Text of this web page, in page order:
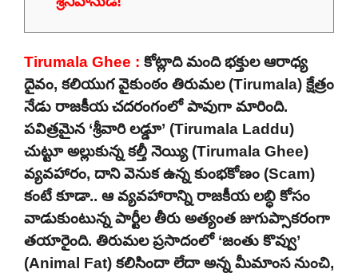
Tirumala Ghee : కోట్లాది మంది భక్తుల ఆరాధ్య
దైవం, కలియుగ వైకుంఠం తిరుమల (Tirumala) క్షేత్రం
నేడు రాజకీయ చదరంగంలో పావుగా మారింది.
పవిత్రమైన ‘శ్రీవారి లడ్డూ’ (Tirumala Laddu)
చుట్టూ అల్లుకున్న కల్తీ నెయ్యి (Tirumala Ghee)
వ్యవహారం, దాని వెనుక ఉన్న కుంభకోణం (Scam)
కంటే కూడా.. ఆ వ్యవహారాన్ని రాజకీయ లబ్ధి కోసం
వాడుకుంటున్న పార్టీల తీరు అత్యంత జుగుప్సాకరంగా
తయారైంది. తిరుమల ప్రసాదంలో ‘జంతు కొవ్వు’
(Animal Fat) కలిసిందా లేదా అన్న మీమాంస నుంచి,